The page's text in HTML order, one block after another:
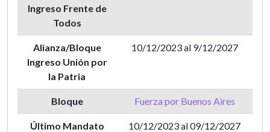
Ingreso Frente de
Todos
Alianza/Bloque
Ingreso Unión por
la Patria
10/12/2023 al 9/12/2027
Bloque Fuerza por Buenos Aires
Último Mandato 10/12/2023 al 09/12/2027